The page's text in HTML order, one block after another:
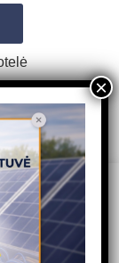
most relevant
and repeat
use of ALL the